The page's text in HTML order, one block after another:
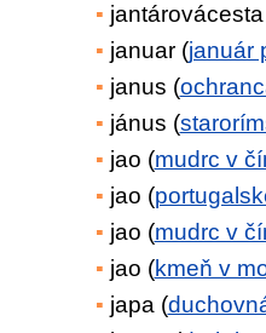
januar (január
janus (
jánus (
jao (mudrc v
jao (
jao (mudrc v
jao (kmeň v
japa (